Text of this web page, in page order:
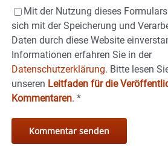
Mit der Nutzung dieses
sich mit der Speicherung und
Daten durch diese Website
Informationen erfahren Sie in der
Datenschutzerklärung. Bitte lesen
unseren Leitfaden für die
Kommentaren. *